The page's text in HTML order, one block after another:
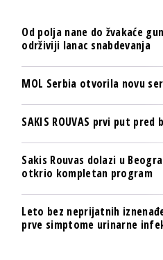
Od polja nane do žvakaće
održiviji lanac snabdevanja
MOL Serbia otvorila novu
SAKIS ROUVAS prvi put
Sakis Rouvas dolazi u
otkrio kompletan program
Leto bez neprijatnih
prve simptome urinarne